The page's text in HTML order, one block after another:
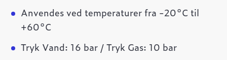
Anvendes ved temperaturer fra -20°C til
+60°C
Tryk Vand: 16 bar / Tryk Gas: 10 bar